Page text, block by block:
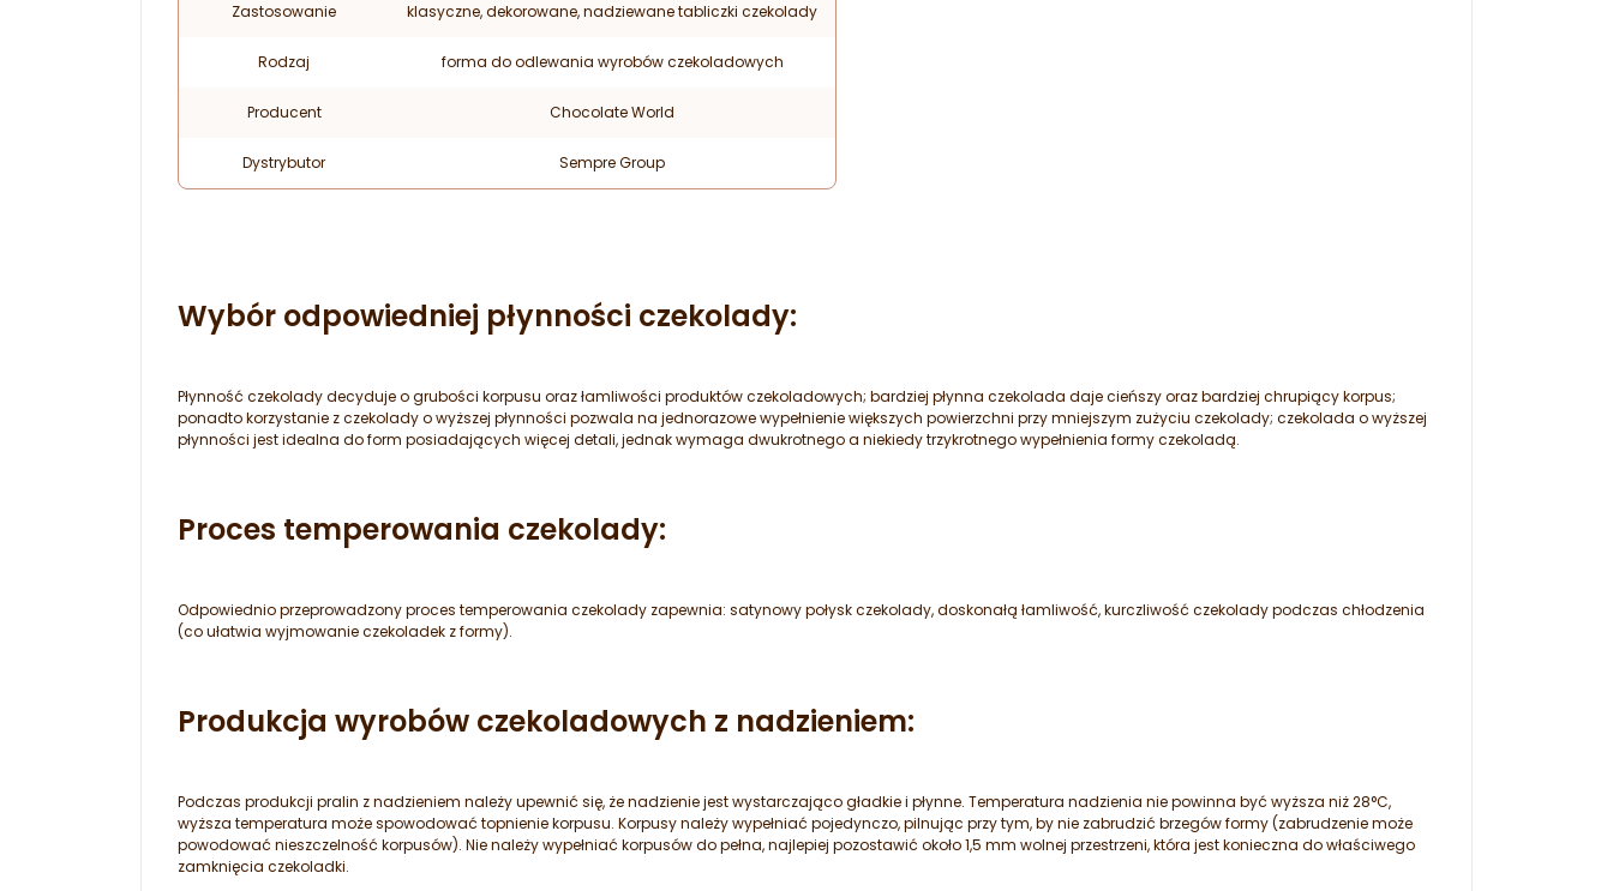
Zastosowanie klasyczne, dekorowane, nadziewane tabliczki czekolady
Rodzaj forma do odlewania wyrobów czekoladowych
Producent Chocolate World
Dystrybutor Sempre Group
Wybór odpowiedniej płynności czekolady:
Płynność czekolady decyduje o grubości korpusu oraz łamliwości produktów czekoladowych; bardziej płynna czekolada daje cieńszy oraz bardziej chrupiący korpus;
ponadto korzystanie z czekolady o wyższej płynności pozwala na jednorazowe wypełnienie większych powierzchni przy mniejszym zużyciu czekolady; czekolada o wyższej
płynności jest idealna do form posiadających więcej detali, jednak wymaga dwukrotnego a niekiedy trzykrotnego wypełnienia formy czekoladą.
Proces temperowania czekolady:
Odpowiednio przeprowadzony proces temperowania czekolady zapewnia: satynowy połysk czekolady, doskonałą łamliwość, kurczliwość czekolady podczas chłodzenia
(co ułatwia wyjmowanie czekoladek z formy).
Produkcja wyrobów czekoladowych z nadzieniem:
Podczas produkcji pralin z nadzieniem należy upewnić się, że nadzienie jest wystarczająco gładkie i płynne. Temperatura nadzienia nie powinna być wyższa niż 28°C,
wyższa temperatura może spowodować topnienie korpusu. Korpusy należy wypełniać pojedynczo, pilnując przy tym, by nie zabrudzić brzegów formy (zabrudzenie może
powodować nieszczelność korpusów). Nie należy wypełniać korpusów do pełna, najlepiej pozostawić około 1,5 mm wolnej przestrzeni, która jest konieczna do właściwego
zamknięcia czekoladki.